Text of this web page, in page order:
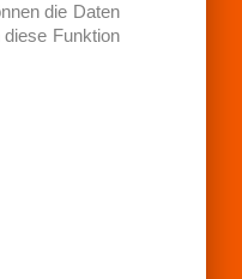
die Daten
Funktion